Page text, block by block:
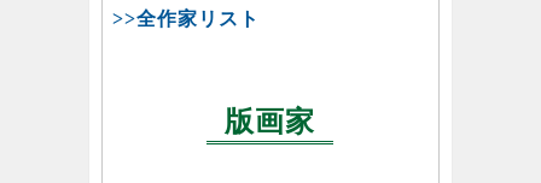
>>全作家リスト
版画家